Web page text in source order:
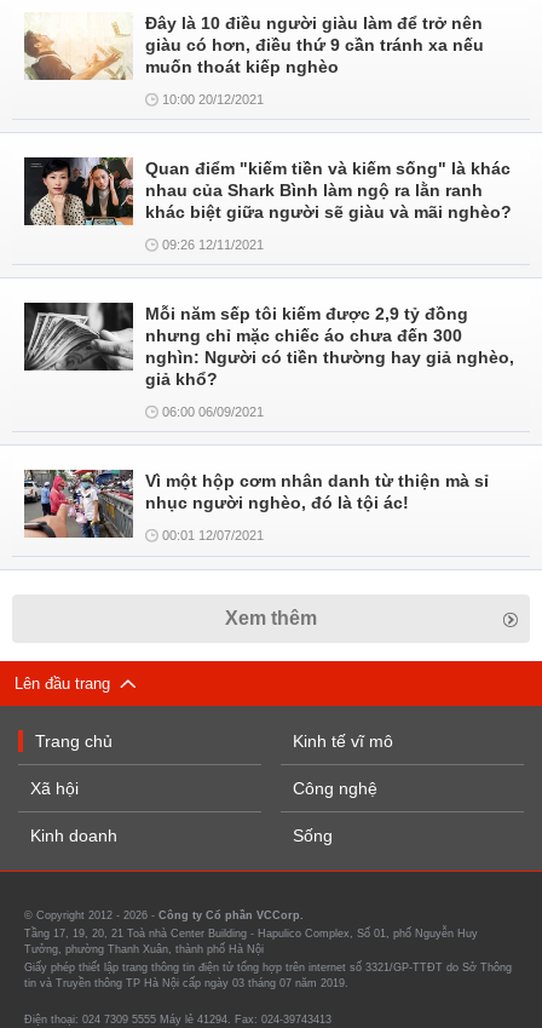
Đây là 10 điều người giàu làm để trở nên
giàu có hơn, điều thứ 9 cần tránh xa nếu
muốn thoát kiếp nghèo
10:00 20/12/2021
Quan điểm "kiếm tiền và kiếm sống" là khác
nhau của Shark Bình làm ngộ ra lằn ranh
khác biệt giữa người sẽ giàu và mãi nghèo?
09:26 12/11/2021
Mỗi năm sếp tôi kiếm được 2,9 tỷ đồng
nhưng chỉ mặc chiếc áo chưa đến 300
nghìn: Người có tiền thường hay giả nghèo,
giả khổ?
06:00 06/09/2021
Vì một hộp cơm nhân danh từ thiện mà sỉ
nhục người nghèo, đó là tội ác!
00:01 12/07/2021
Xem thêm
Lên đầu trang
Trang chủ
Xã hội
Kinh doanh
Kinh tế vĩ mô
Công nghệ
Sống
© Copyright 2012 - 2026 - Công ty Cổ phần VCCorp.
Tầng 17, 19, 20, 21 Toà nhà Center Building - Hapulico Complex, Số 01, phố Nguyễn Huy
Tưởng, phường Thanh Xuân, thành phố Hà Nội
Giấy phép thiết lập trang thông tin điện tử tổng hợp trên internet số 3321/GP-TTĐT do Sở Thông
tin và Truyền thông TP Hà Nội cấp ngày 03 tháng 07 năm 2019.
Điện thoại: 024 7309 5555 Máy lẻ 41294. Fax: 024-39743413